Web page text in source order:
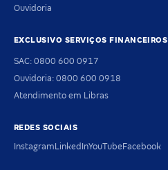
Ouvidoria
EXCLUSIVO SERVIÇOS FINANCEIROS
SAC: 0800 600 0917
Ouvidoria: 0800 600 0918
Atendimento em Libras
REDES SOCIAIS
InstagramLinkedInYouTubeFacebook